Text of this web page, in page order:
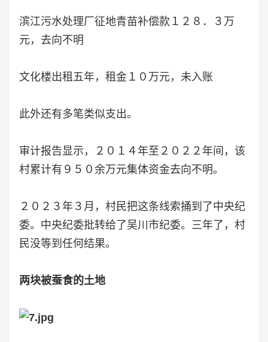
滨江污水处理厂征地青苗补偿款１２８．３万
元，去向不明
文化楼出租五年，租金１０万元，未入账
此外还有多笔类似支出。
审计报告显示，２０１４年至２０２２年间，该
村累计有９５０余万元集体资金去向不明。
２０２３年３月，村民把这条线索捅到了中央纪
委。中央纪委批转给了吴川市纪委。三年了，村
民没等到任何结果。
两块被蚕食的土地